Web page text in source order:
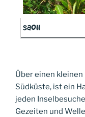
sa011
Über einen
Südküste, ist ein
jeden
Gezeiten und